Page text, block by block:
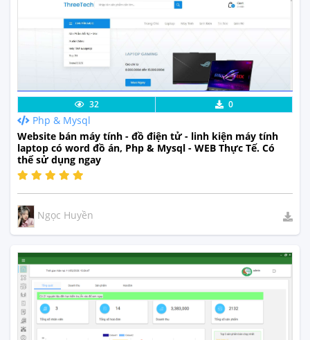
Lưu code Xem Thực Tế
32 0
Php & Mysql
Website bán máy tính - đồ điện tử - linh kiện máy tính
laptop có word đồ án, Php & Mysql - WEB Thực Tế. Có
thể sử dụng ngay
Ngọc Huyền